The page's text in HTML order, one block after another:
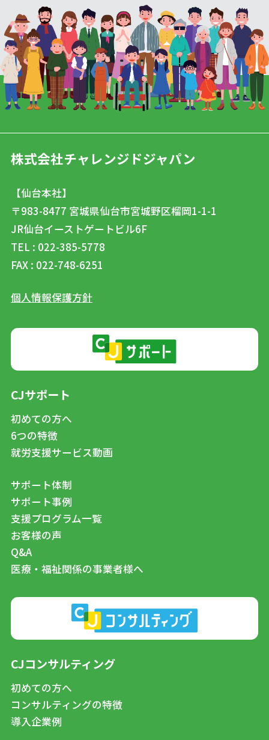
株式会社チャレンジドジャパン
【仙台本社】
〒983-8477 宮城県仙台市宮城野区榴岡1-1-1
JR仙台イーストゲートビル6F
TEL : 022-385-5778
FAX : 022-748-6251
個人情報保護方針
CJサポート
初めての方へ
6つの特徴
就労支援サービス動画
サポート体制
サポート事例
支援プログラム一覧
お客様の声
Q&A
医療・福祉関係の事業者様へ
CJコンサルティング
初めての方へ
コンサルティングの特徴
導入企業例